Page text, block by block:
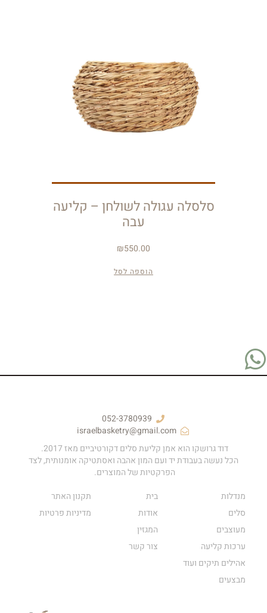
סלסלה עגולה לשולחן – קליעה
עבה
₪550.00
הוספה לסל
052-3780939
israelbasketry@gmail.com
דוד גרושקו הוא אמן קליעת סלים דקורטיביים מאז 2017.
הכל נעשה בעבודת יד ועם המון אהבה ואסתטיקה אומנותית, לצד
הפרקטיות של המוצרים.
מנדלות
סלים
מעוצבים
ערכות קליעה
אהילים תיקים ועוד
מבצעים
בית
אודות
המגזין
צור קשר
תקנון האתר
מדיניות פרטיות